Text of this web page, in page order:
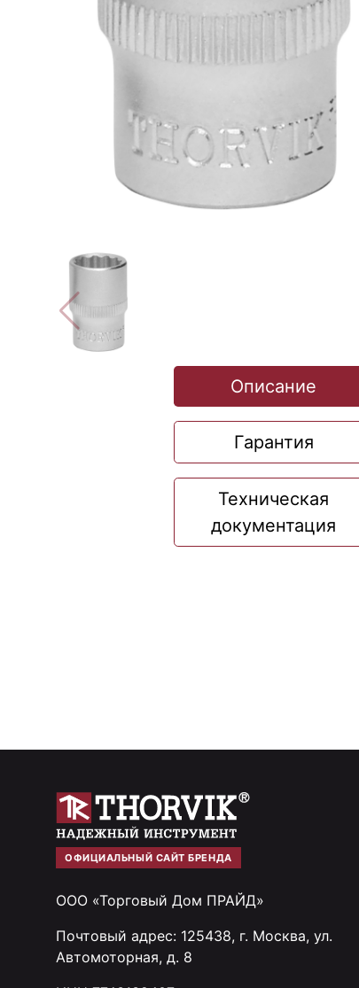
Описание
Гарантия
Техническая
документация
ОФИЦИАЛЬНЫЙ САЙТ БРЕНДА
ООО «Торговый Дом ПРАЙД»
Почтовый адрес: 125438, г. Москва, ул.
Автомоторная, д. 8